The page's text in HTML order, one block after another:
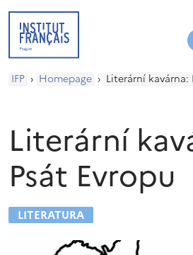
IFP › Homepage › Literární kavárna:
Literární
Psát Evropu
LITERATURA